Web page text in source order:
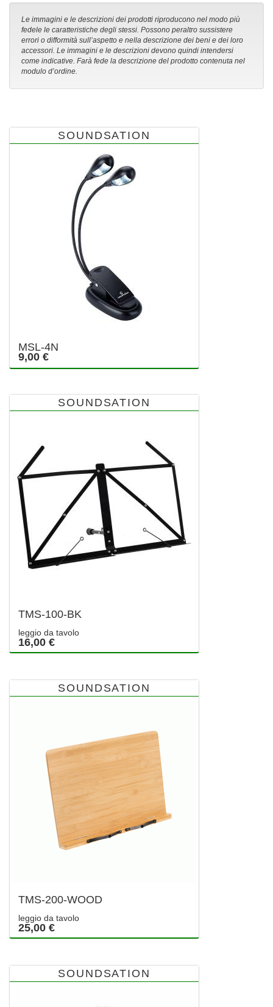
Le immagini e le descrizioni dei prodotti riproducono nel modo più
fedele le caratteristiche degli stessi. Possono peraltro sussistere
errori o difformità sull’aspetto e nella descrizione dei beni e dei loro
accessori. Le immagini e le descrizioni devono quindi intendersi
come indicative. Farà fede la descrizione del prodotto contenuta nel
modulo d’ordine.
SOUNDSATION
MSL-4N
9,00 €
SOUNDSATION
TMS-100-BK
leggio da tavolo
16,00 €
SOUNDSATION
TMS-200-WOOD
leggio da tavolo
25,00 €
SOUNDSATION